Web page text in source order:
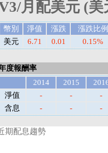
月配美元 (美
幣別 淨值 漲跌
漲跌比例
美元
6.71 0.01 0.15%
度報酬率
2014
2015
淨值
- -
-
含息
- - -
期配息趨勢